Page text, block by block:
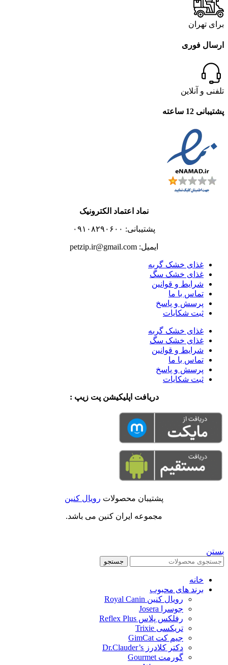
برای تهران
ارسال فوری
تلفنی و آنلاین
پشتیبانی 12 ساعته
نماد اعتماد الکترونیک
پشتیبانی: ۰۹۱۰۸۲۹۰۶۰۰
ایمیل: petzip.ir@gmail.com
غذای خشک گربه
غذای خشک سگ
شرایط و قوانین
تماس با ما
پرسش و پاسخ
ثبت شکایات
غذای خشک گربه
غذای خشک سگ
شرایط و قوانین
تماس با ما
پرسش و پاسخ
ثبت شکایات
دریافت اپلیکیشن پت زیپ :
پشتیبان محصولات رویال کنین
مجموعه ایران کنین می باشد.
بستن
جستجو
خانه
برند های محبوب
رویال کنین Royal Canin
جوسرا Josera
رفلکس پلاس Reflex Plus
تریکسی Trixie
جیم کت GimCat
دکتر کلادرز Dr.Clauder’s
گورمت Gourmet